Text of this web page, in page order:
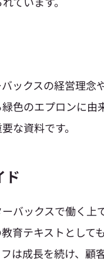
ックスの経営理念
色のエプロンに由
な資料です。
ド
バックスで働く上
育テキストとして
は成長を続け、顧